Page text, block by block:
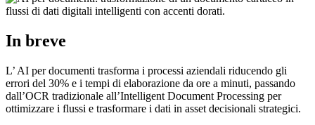
In breve
L’ AI per documenti trasforma i processi aziendali riducendo gli
errori del 30% e i tempi di elaborazione da ore a minuti, passando
dall’OCR tradizionale all’Intelligent Document Processing per
ottimizzare i flussi e trasformare i dati in asset decisionali strategici.